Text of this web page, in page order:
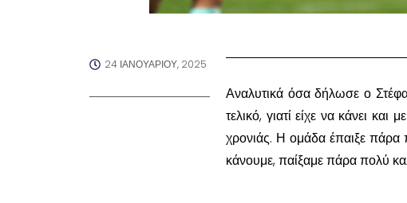
24 ΙΑΝΟΥΑΡΊΟΥ, 2025
Αναλυτικά όσα δήλωσε ο
τελικό, γιατί είχε να κάνει
χρονιάς. Η ομάδα έπαιξε πάρα
κάνουμε, παίξαμε πάρα πολύ